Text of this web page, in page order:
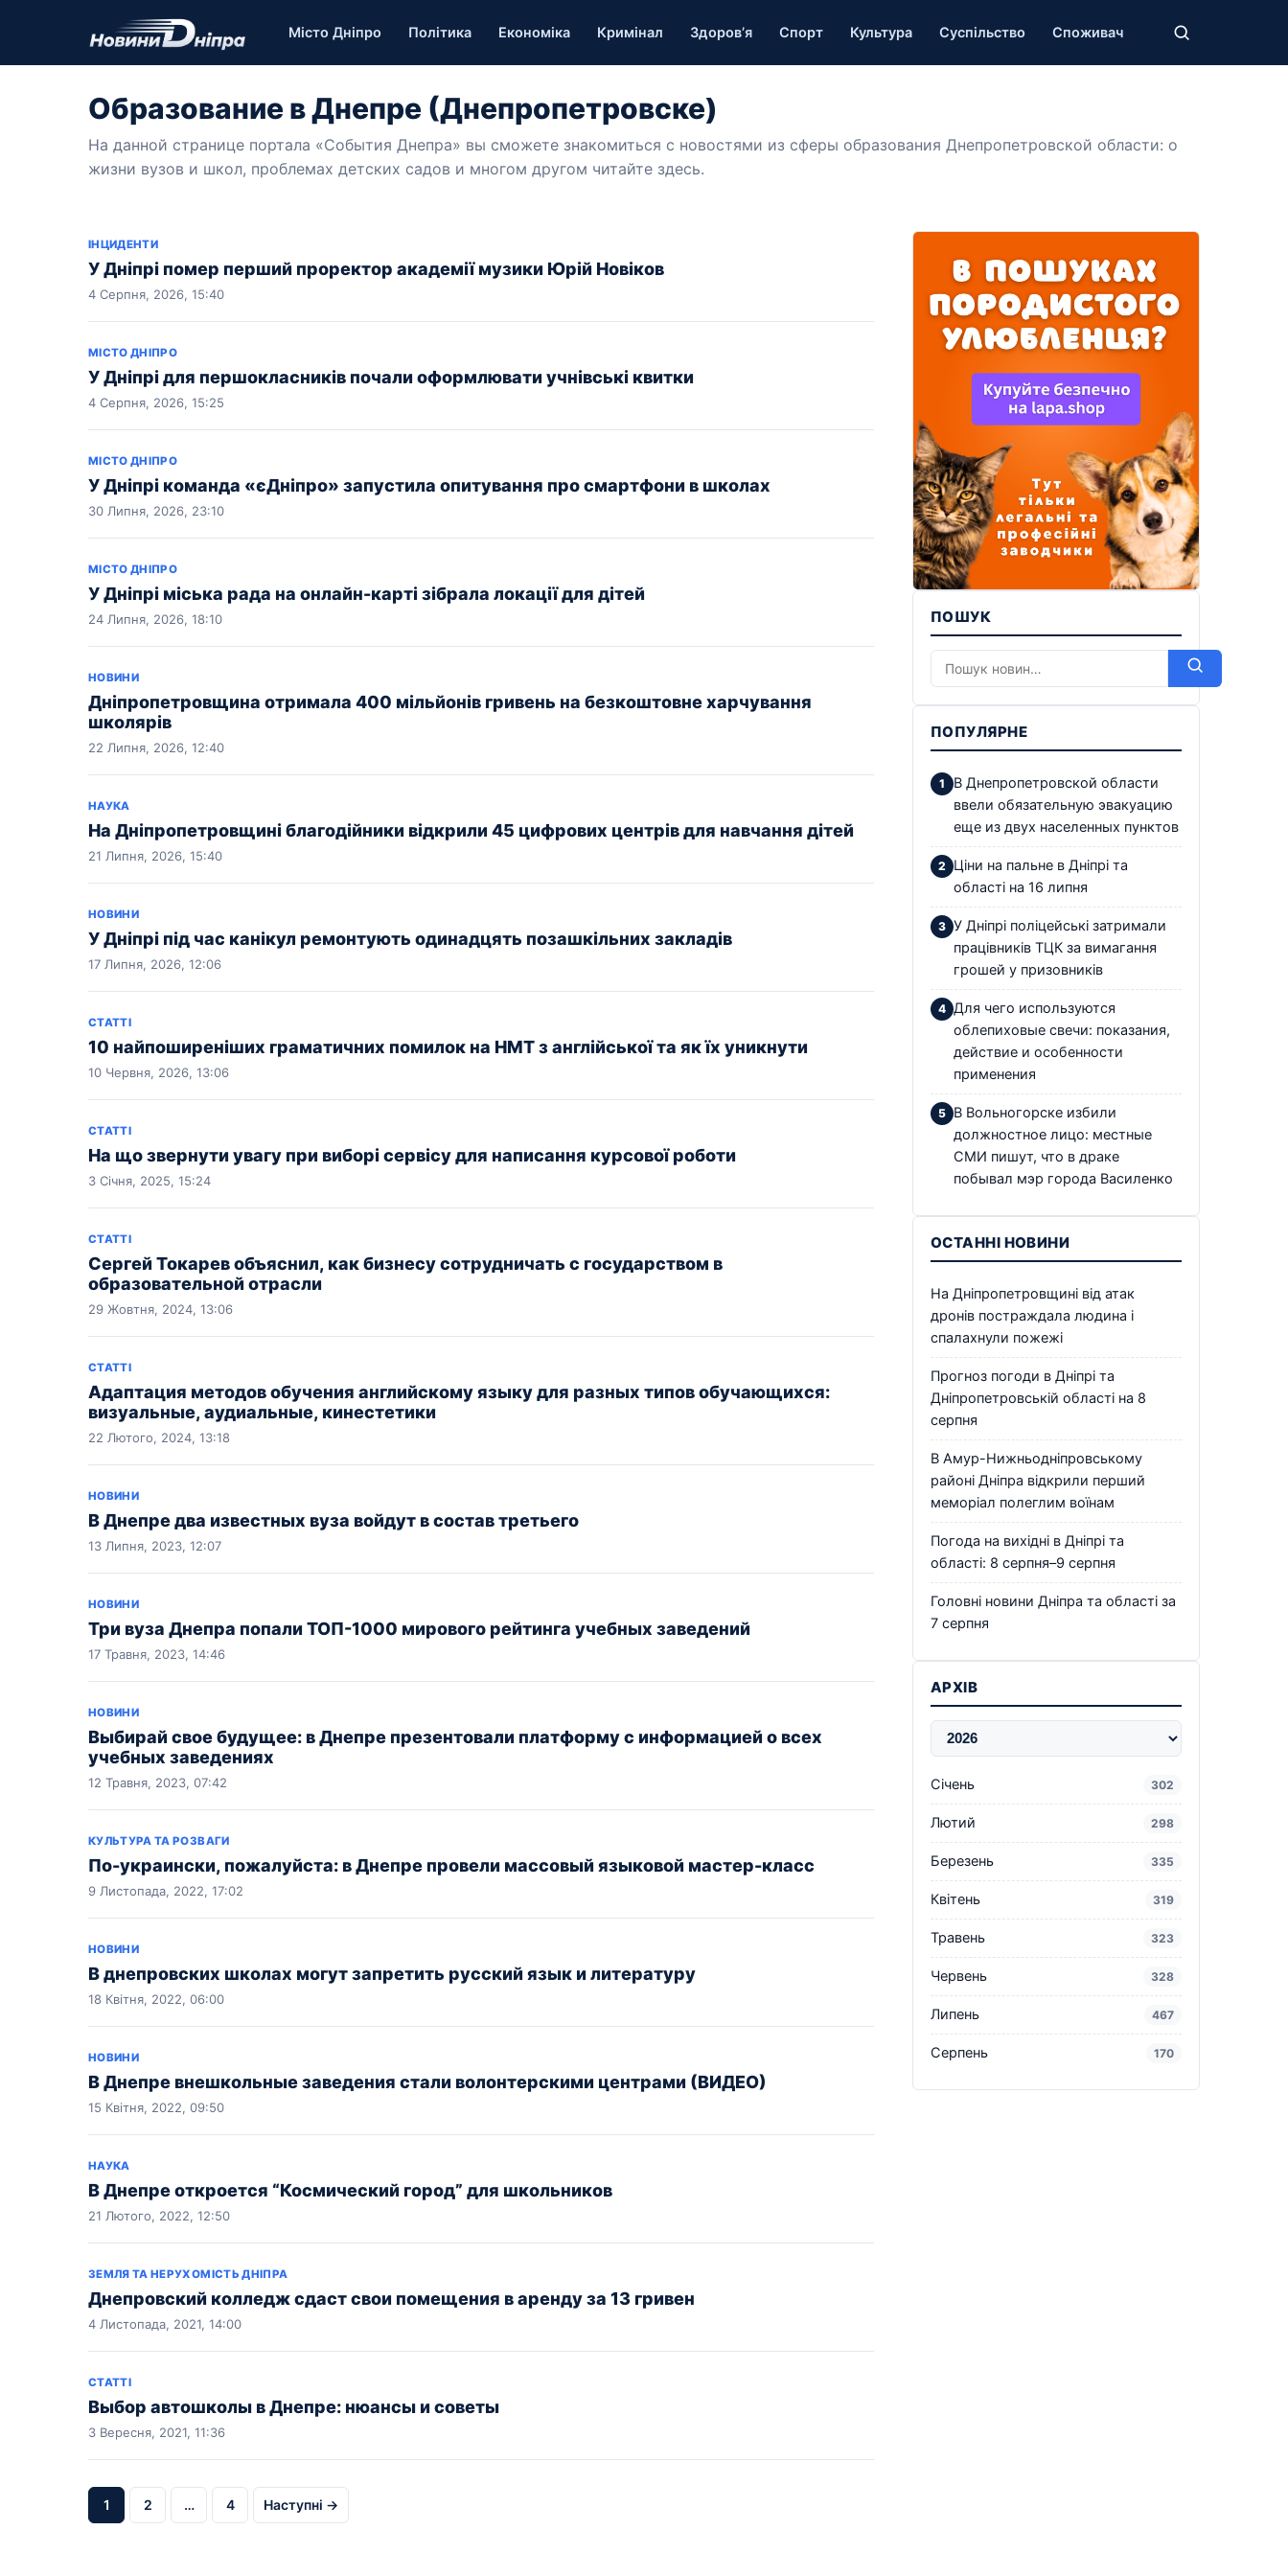
Місто Дніпро Політика Економіка Кримінал Здоров’я Спорт Культура Суспільство Споживач
Образование в Днепре (Днепропетровске)
На данной странице портала «События Днепра» вы сможете знакомиться с новостями из сферы образования Днепропетровской области: о
жизни вузов и школ, проблемах детских садов и многом другом читайте здесь.
ІНЦИДЕНТИ
У Дніпрі помер перший проректор академії музики Юрій Новіков
4 Серпня, 2026, 15:40
МІСТО ДНІПРО
У Дніпрі для першокласників почали оформлювати учнівські квитки
4 Серпня, 2026, 15:25
МІСТО ДНІПРО
У Дніпрі команда «єДніпро» запустила опитування про смартфони в школах
30 Липня, 2026, 23:10
МІСТО ДНІПРО
У Дніпрі міська рада на онлайн-карті зібрала локації для дітей
24 Липня, 2026, 18:10
НОВИНИ
Дніпропетровщина отримала 400 мільйонів гривень на безкоштовне харчування
школярів
22 Липня, 2026, 12:40
НАУКА
На Дніпропетровщині благодійники відкрили 45 цифрових центрів для навчання дітей
21 Липня, 2026, 15:40
НОВИНИ
У Дніпрі під час канікул ремонтують одинадцять позашкільних закладів
17 Липня, 2026, 12:06
СТАТТІ
10 найпоширеніших граматичних помилок на НМТ з англійської та як їх уникнути
10 Червня, 2026, 13:06
СТАТТІ
На що звернути увагу при виборі сервісу для написання курсової роботи
3 Січня, 2025, 15:24
СТАТТІ
Сергей Токарев объяснил, как бизнесу сотрудничать с государством в
образовательной отрасли
29 Жовтня, 2024, 13:06
СТАТТІ
Адаптация методов обучения английскому языку для разных типов обучающихся:
визуальные, аудиальные, кинестетики
22 Лютого, 2024, 13:18
НОВИНИ
В Днепре два известных вуза войдут в состав третьего
13 Липня, 2023, 12:07
НОВИНИ
Три вуза Днепра попали ТОП-1000 мирового рейтинга учебных заведений
17 Травня, 2023, 14:46
НОВИНИ
Выбирай свое будущее: в Днепре презентовали платформу с информацией о всех
учебных заведениях
12 Травня, 2023, 07:42
КУЛЬТУРА ТА РОЗВАГИ
По-украински, пожалуйста: в Днепре провели массовый языковой мастер-класс
9 Листопада, 2022, 17:02
НОВИНИ
В днепровских школах могут запретить русский язык и литературу
18 Квітня, 2022, 06:00
НОВИНИ
В Днепре внешкольные заведения стали волонтерскими центрами (ВИДЕО)
15 Квітня, 2022, 09:50
НАУКА
В Днепре откроется “Космический город” для школьников
21 Лютого, 2022, 12:50
ЗЕМЛЯ ТА НЕРУХОМІСТЬ ДНІПРА
Днепровский колледж сдаст свои помещения в аренду за 13 гривен
4 Листопада, 2021, 14:00
СТАТТІ
Выбор автошколы в Днепре: нюансы и советы
3 Вересня, 2021, 11:36
1 2 … 4 Наступні →
ПОШУК
ПОПУЛЯРНЕ
В Днепропетровской области
ввели обязательную эвакуацию
еще из двух населенных пунктов
Ціни на пальне в Дніпрі та
області на 16 липня
У Дніпрі поліцейські затримали
працівників ТЦК за вимагання
грошей у призовників
Для чего используются
облепиховые свечи: показания,
действие и особенности
применения
В Вольногорске избили
должностное лицо: местные
СМИ пишут, что в драке
побывал мэр города Василенко
ОСТАННІ НОВИНИ
На Дніпропетровщині від атак
дронів постраждала людина і
спалахнули пожежі
Прогноз погоди в Дніпрі та
Дніпропетровській області на 8
серпня
В Амур-Нижньодніпровському
районі Дніпра відкрили перший
меморіал полеглим воїнам
Погода на вихідні в Дніпрі та
області: 8 серпня–9 серпня
Головні новини Дніпра та області за
7 серпня
АРХІВ
Січень 302
Лютий 298
Березень 335
Квітень 319
Травень 323
Червень 328
Липень 467
Серпень 170